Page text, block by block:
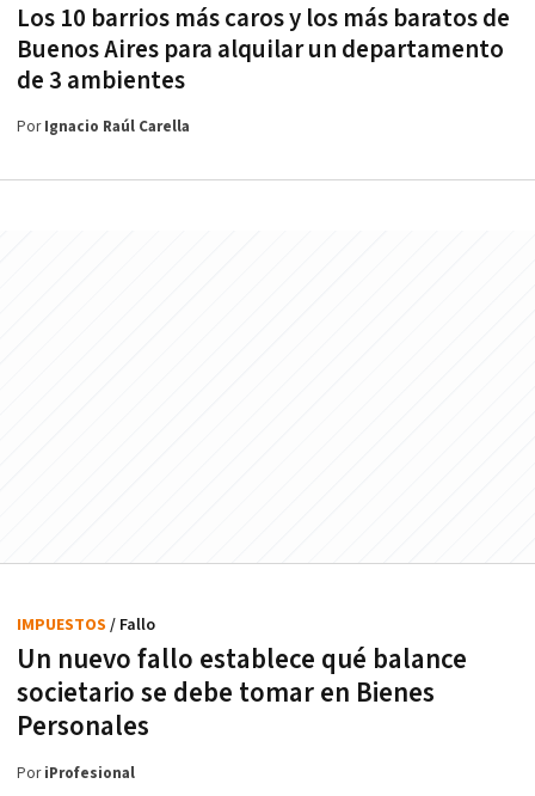
Los 10 barrios más caros y los más baratos de
Buenos Aires para alquilar un departamento
de 3 ambientes
PorIgnacio Raúl Carella
Un nuevo fallo establece qué balance
societario se debe tomar en Bienes
Personales
IMPUESTOS / Fallo
PoriProfesional